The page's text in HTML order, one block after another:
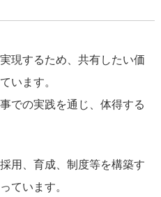
現するため、共有したい価
います。
での実践を通じ、体得する
用、育成、制度等を構築す
ています。